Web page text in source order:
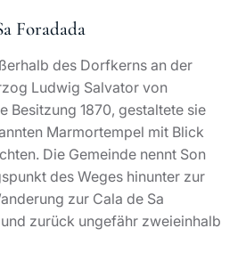
Foradada
des Dorfkerns an der
Ludwig Salvator von
Besitzung 1870, gestaltete sie
Marmortempel mit Blick
Die Gemeinde nennt Son
des Weges hinunter zur
zur Cala de Sa
zurück ungefähr zweieinhalb